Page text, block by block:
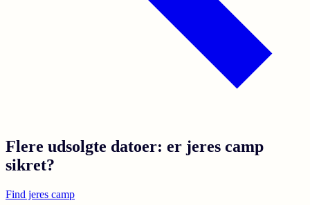
Flere udsolgte datoer: er jeres camp
sikret?
Find jeres camp